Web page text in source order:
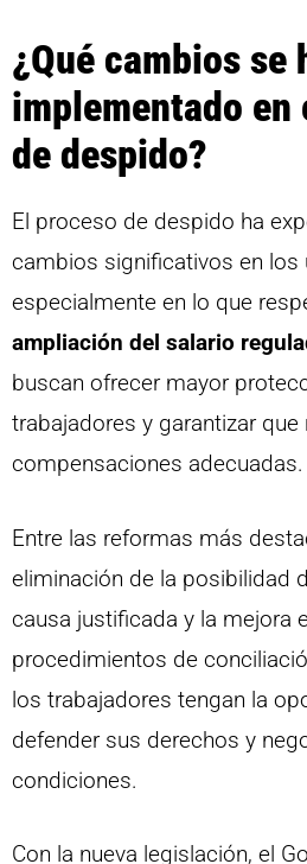
¿Qué cambios se
implementado en
de despido?
El proceso de despido ha
cambios significativos en los
especialmente en lo que
ampliación del salario
buscan ofrecer mayor
trabajadores y garantizar que
compensaciones adecuadas.
Entre las reformas más
eliminación de la posibilidad
causa justificada y la mejora
procedimientos de
los trabajadores tengan la
defender sus derechos y
condiciones.
Con la nueva legislación, el